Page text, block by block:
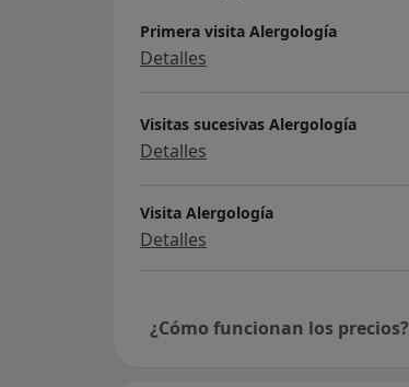
Primera visita Alergología
Detalles
Visitas sucesivas Alergología
Detalles
Visita Alergología
Detalles
¿Cómo funcionan los precios?